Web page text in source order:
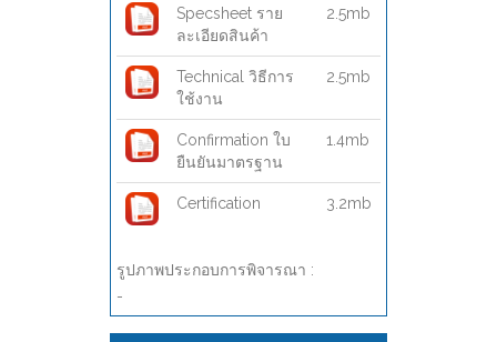
Specsheet ราย
ละเอียดสินค้า
2.5mb
Technical วิธีการ
ใช้งาน
2.5mb
Confirmation ใบ
ยืนยันมาตรฐาน
1.4mb
Certification 3.2mb
รูปภาพประกอบการพิจารณา :
-